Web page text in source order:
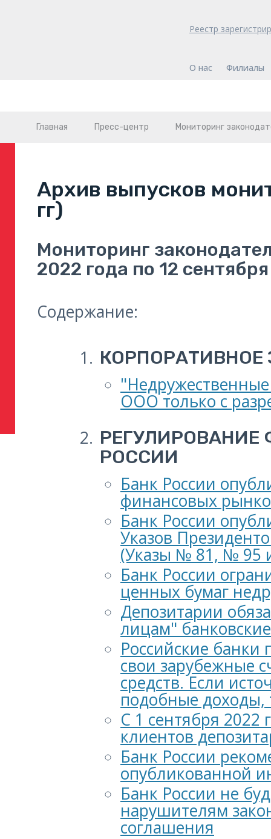
Реестр
О нас Филиалы
Главная Пресс-центр Мониторинг
Архив выпусков
гг)
Мониторинг
2022 года по 12
Содержание:
ООО только с
РОССИИ
Банк России
финансовых
Банк России
Указов
(Указы № 81, № 95
Банк России
ценных бумаг
Депозитарии
лицам"
Российские
свои зарубежные
средств. Если
подобные доходы,
С 1 сентября 2022
клиентов
Банк России
опубликованной
Банк России не
нарушителям
соглашения